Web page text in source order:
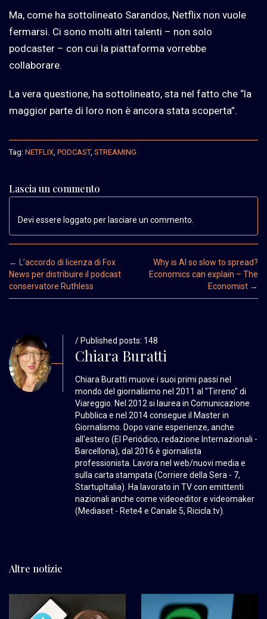
Ma, come ha sottolineato Sarandos, Netflix non vuole
fermarsi. Ci sono molti altri talenti – non solo
podcaster – con cui la piattaforma vorrebbe
collaborare.
La vera questione, ha sottolineato, sta nel fatto che “la
maggior parte di loro non è ancora stata scoperta”.
Tag: NETFLIX, PODCAST, STREAMING
Lascia un commento
Devi essere loggato per lasciare un commento.
Post navigation
← L’accordo di licenza di Fox
News per distribuire il podcast
conservatore Ruthless
Why is AI so slow to spread?
Economics can explain – The
Economist →
/ Published posts: 148
Chiara Buratti
Chiara Buratti muove i suoi primi passi nel
mondo del giornalismo nel 2011 al "Tirreno" di
Viareggio. Nel 2012 si laurea in Comunicazione
Pubblica e nel 2014 consegue il Master in
Giornalismo. Dopo varie esperienze, anche
all'estero (El Periódico, redazione Internazionali -
Barcellona), dal 2016 è giornalista
professionista. Lavora nel web/nuovi media e
sulla carta stampata (Corriere della Sera - 7,
StartupItalia). Ha lavorato in TV con emittenti
nazionali anche come videoeditor e videomaker
(Mediaset - Rete4 e Canale 5, Ricicla.tv).
Altre notizie